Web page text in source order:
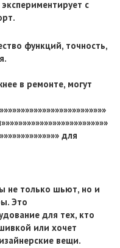
с
функций, точность,
в ремонте, могут
для
не только шьют, но и
Это
для тех, кто
или хочет
вещи.